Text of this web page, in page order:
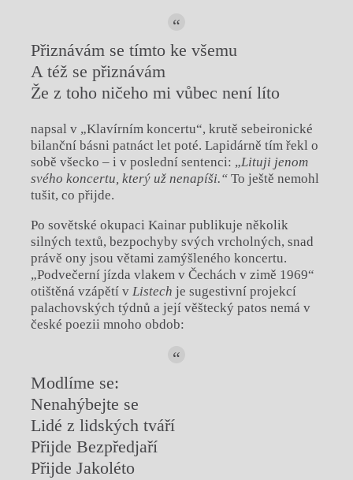
Přiznávám se tímto ke všemu
A též se přiznávám
Že z toho ničeho mi vůbec není líto
napsal v „Klavírním koncertu“, krutě sebeironické
bilanční básni patnáct let poté. Lapidárně tím řekl o
sobě všecko – i v poslední sentenci: „Lituji jenom
svého koncertu, který už nenapíši.“ To ještě nemohl
tušit, co přijde.
Po sovětské okupaci Kainar publikuje několik
silných textů, bezpochyby svých vrcholných, snad
právě ony jsou větami zamýšleného koncertu.
„Podvečerní jízda vlakem v Čechách v zimě 1969“
otištěná vzápětí v Listech je sugestivní projekcí
palachovských týdnů a její věštecký patos nemá v
české poezii mnoho obdob:
Modlíme se:
Nenahýbejte se
Lidé z lidských tváří
Přijde Bezpředjaří
Přijde Jakoléto